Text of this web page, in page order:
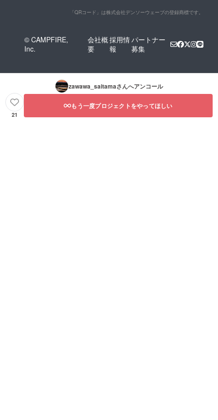
「QRコード」は株式会社デンソーウェーブの登録商標です。
© CAMPFIRE,
Inc.
会社概
要
採用情
報
パートナー
募集
zawawa_saitamaさんへアンコール
21
もう一度プロジェクトをやってほしい